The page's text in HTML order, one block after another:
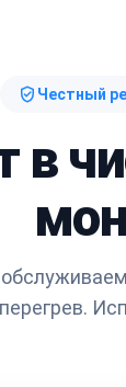
Честный
в